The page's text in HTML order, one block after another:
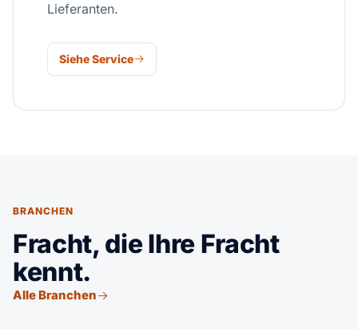
Lieferanten.
Siehe Service
BRANCHEN
Fracht, die Ihre Fracht
kennt.
Alle Branchen